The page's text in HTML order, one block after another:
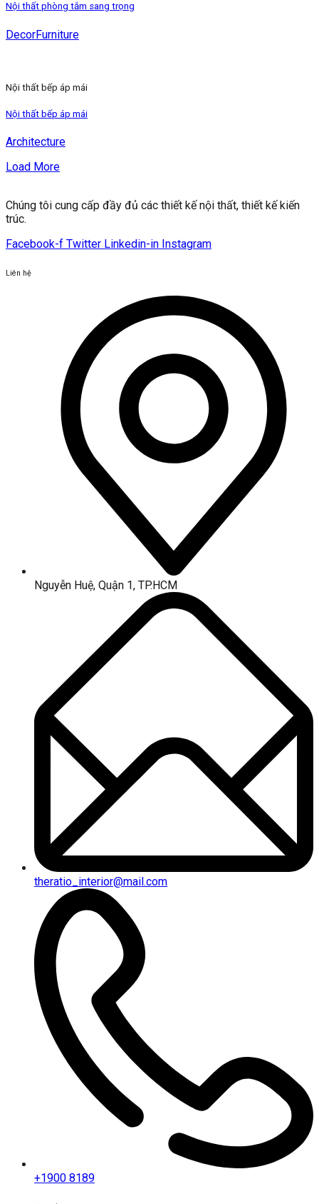
Nội thất phòng tắm sang trọng
DecorFurniture
Nội thất bếp áp mái
Nội thất bếp áp mái
Architecture
Load More
Chúng tôi cung cấp đầy đủ các thiết kế nội thất, thiết kế kiến ​​
trúc.
Facebook-f Twitter Linkedin-in Instagram
Liên hệ
Nguyễn Huệ, Quận 1, TP.HCM
theratio_interior@mail.com
+1900 8189